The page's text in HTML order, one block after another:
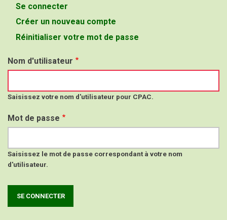
Onglets
principaux
Se connecter
actif)
Créer un nouveau compte
Réinitialiser votre mot de passe
Nom d'utilisateur
Saisissez votre nom d'utilisateur pour CPAC.
Mot de passe
Saisissez le mot de passe correspondant à votre nom
d'utilisateur.